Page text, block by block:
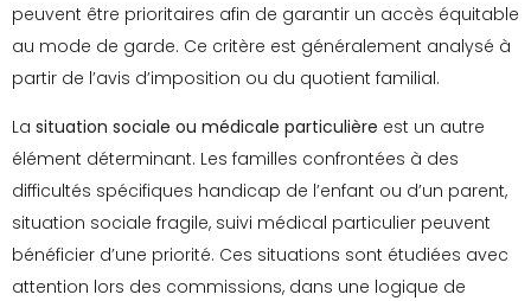
peuvent être prioritaires afin de garantir un accès équitable
au mode de garde. Ce critère est généralement analysé à
partir de l’avis d’imposition ou du quotient familial.
La situation sociale ou médicale particulière est un autre
élément déterminant. Les familles confrontées à des
difficultés spécifiques handicap de l’enfant ou d’un parent,
situation sociale fragile, suivi médical particulier peuvent
bénéficier d’une priorité. Ces situations sont étudiées avec
attention lors des commissions, dans une logique de